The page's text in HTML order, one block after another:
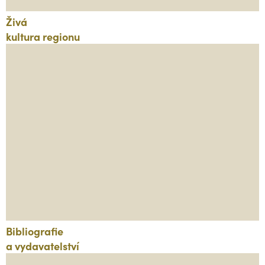
Živá
kultura regionu
Bibliografie
a vydavatelství